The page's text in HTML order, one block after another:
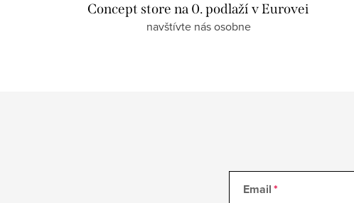
Concept store na 0. podlaží v Eurovei
navštívte nás osobne
Email